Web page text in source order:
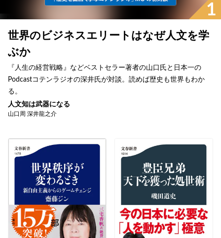
1
世界のビジネスエリートはなぜ人文を学
ぶか
『人生の経営戦略』などベストセラー著者の山口氏と日本一の
Podcastコテンラジオの深井氏が対談。読めば歴史も世界もわか
る。
人文知は武器になる
山口周 深井龍之介